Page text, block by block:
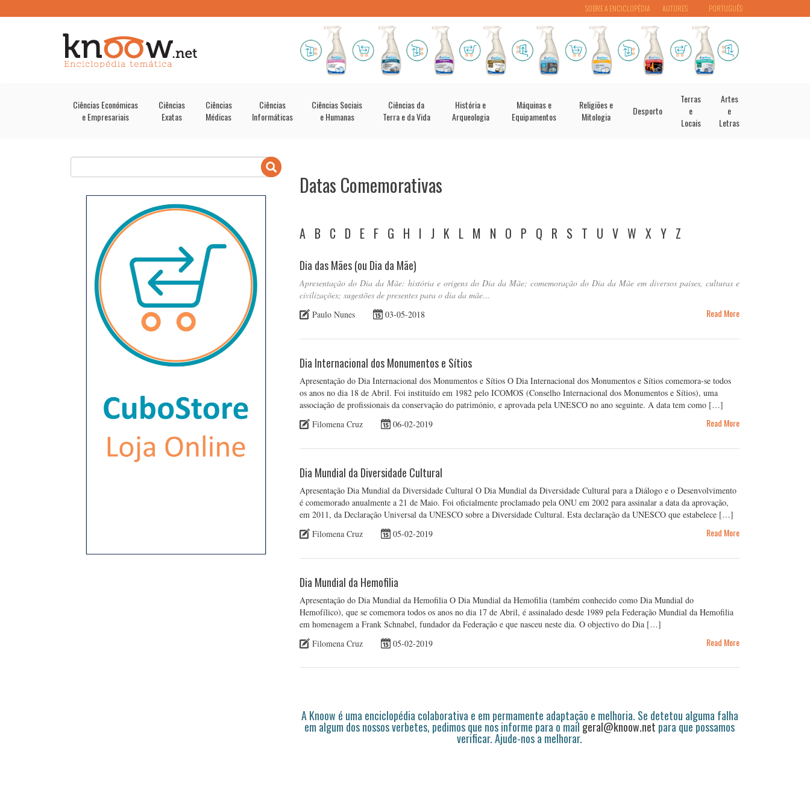
PORTUGUÊS
SOBRE A ENCICLOPÉDIA AUTORES
Ciências Económicas
e Empresariais
Ciências
Exatas
Ciências
Médicas
Ciências
Informáticas
Ciências Sociais
e Humanas
Ciências da
Terra e da Vida
História e
Arqueologia
Máquinas e
Equipamentos
Religiões e
Mitologia
Desporto
Terras
e
Locais
Artes
e
Letras
Datas Comemorativas
A B C D E F G H I J K L M N O P Q R S T U V W X Y Z
Dia das Mães (ou Dia da Mãe)
Apresentação do Dia da Mãe: história e origens do Dia da Mãe; comemoração do Dia da Mãe em diversos países, culturas e
civilizações; sugestões de presentes para o dia da mãe…
Paulo Nunes
03-05-2018 Read More
Dia Internacional dos Monumentos e Sítios
Apresentação do Dia Internacional dos Monumentos e Sítios O Dia Internacional dos Monumentos e Sítios comemora-se todos
os anos no dia 18 de Abril. Foi instituído em 1982 pelo ICOMOS (Conselho Internacional dos Monumentos e Sítios), uma
associação de profissionais da conservação do património, e aprovada pela UNESCO no ano seguinte. A data tem como […]
Filomena Cruz
06-02-2019 Read More
Dia Mundial da Diversidade Cultural
Apresentação Dia Mundial da Diversidade Cultural O Dia Mundial da Diversidade Cultural para a Diálogo e o Desenvolvimento
é comemorado anualmente a 21 de Maio. Foi oficialmente proclamado pela ONU em 2002 para assinalar a data da aprovação,
em 2011, da Declaração Universal da UNESCO sobre a Diversidade Cultural. Esta declaração da UNESCO que estabelece […]
Filomena Cruz
05-02-2019 Read More
Dia Mundial da Hemofilia
Apresentação do Dia Mundial da Hemofilia O Dia Mundial da Hemofilia (também conhecido como Dia Mundial do
Hemofílico), que se comemora todos os anos no dia 17 de Abril, é assinalado desde 1989 pela Federação Mundial da Hemofilia
em homenagem a Frank Schnabel, fundador da Federação e que nasceu neste dia. O objectivo do Dia […]
Filomena Cruz
05-02-2019 Read More
A Knoow é uma enciclopédia colaborativa e em permamente adaptação e melhoria. Se detetou alguma falha
em algum dos nossos verbetes, pedimos que nos informe para o mail geral@knoow.net para que possamos
verificar. Ajude-nos a melhorar.